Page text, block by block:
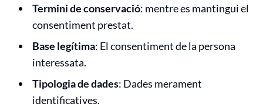
Termini de conservació: mentre es mantingui el
consentiment prestat.
Base legítima: El consentiment de la persona
interessata.
Tipologia de dades: Dades merament
identificatives.